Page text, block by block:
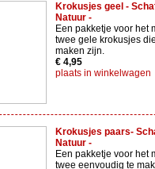
Krokusjes geel -
Natuur -
Een pakketje voor het
twee gele krokusjes
maken zijn.
€ 4,95
plaats in winkelwagen
Krokusjes paars-
Natuur -
Een pakketje voor het
twee eenvoudig te